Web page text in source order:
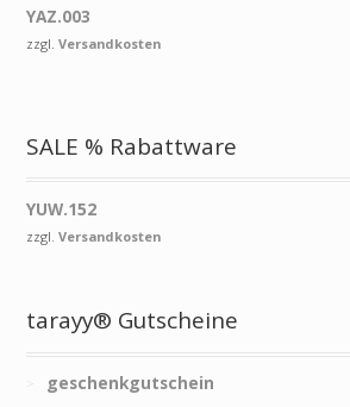
YAZ.003
zzgl.Versandkosten
SALE % Rabattware
YUW.152
zzgl.Versandkosten
tarayy® Gutscheine
geschenkgutschein